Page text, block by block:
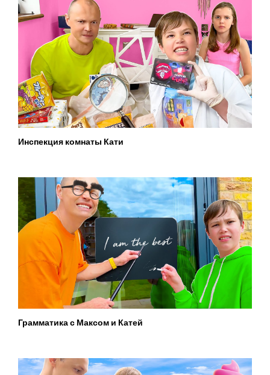
Инспекция комнаты Кати
Грамматика с Максом и Катей